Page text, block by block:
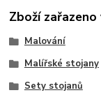
Zboží
Malování
Malířské stojany
Sety stojanů